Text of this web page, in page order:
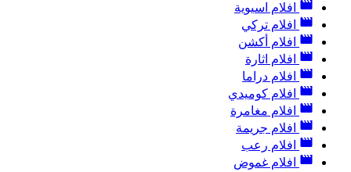
افلام اسيوية
افلام تركي
افلام أكشن
افلام اثارة
افلام دراما
افلام كوميدي
افلام مغامرة
افلام جريمة
افلام رعب
افلام غموض